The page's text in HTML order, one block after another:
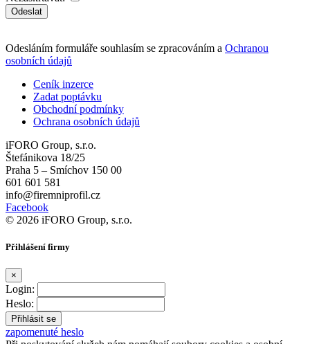
Odeslat
Odesláním formuláře souhlasím se zpracováním a Ochranou
osobních údajů
Ceník inzerce
Zadat poptávku
Obchodní podmínky
Ochrana osobních údajů
iFORO Group, s.r.o.
Štefánikova 18/25
Praha 5 – Smíchov 150 00
601 601 581
info@firemniprofil.cz
Facebook
© 2026 iFORO Group, s.r.o.
Přihlášení firmy
×
Login:
Heslo:
zapomenuté heslo